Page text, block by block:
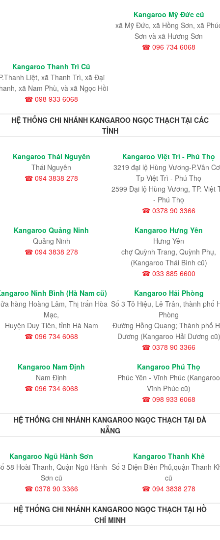
Kangaroo Mỹ Đức cũ
xã Mỹ Đức, xã Hồng Sơn, xã
Sơn và xã Hương Sơn
☎ 096 734 6068
Kangaroo Thanh Trì Cũ
Liệt, xã Thanh Trì, xã Đại
xã Nam Phù, và xã Ngọc Hồi
☎ 098 933 6068
HỆ THỐNG CHI NHÁNH KANGAROO NGỌC THẠCH TẠI CÁC
TỈNH
Kangaroo Thái Nguyên
Thái Nguyên
☎ 094 3838 278
Kangaroo Việt Trì - Phú Thọ
3219 đại lộ Hùng Vương-P.Vân
Tp Việt Trì - Phú Thọ
2599 Đại lộ Hùng Vương, TP. Việt
- Phú Thọ
☎ 0378 90 3366
Kangaroo Quảng Ninh
Quảng Ninh
☎ 094 3838 278
Kangaroo Hưng Yên
Hưng Yên
chợ Quỳnh Trang, Quỳnh Phụ,
(Kangaroo Thái Bình cũ)
☎ 033 885 6600
Ninh Bình (Hà Nam cũ)
hàng Hoàng Lâm, Thị trấn Hòa
Mạc,
Huyện Duy Tiên, tỉnh Hà Nam
☎ 096 734 6068
Kangaroo Hải Phòng
Số 3 Tô Hiệu, Lê Trân, thành phố
Phòng
Đường Hồng Quang; Thành phố
Dương (Kangaroo Hải Dương cũ)
☎ 0378 90 3366
Kangaroo Nam Định
Nam Định
☎ 096 734 6068
Kangaroo Phú Thọ
Phúc Yên - Vĩnh Phúc (Kangaroo
Vĩnh Phúc cũ)
☎ 098 933 6068
HỆ THỐNG CHI NHÁNH KANGAROO NGỌC THẠCH TẠI ĐÀ
NẴNG
Kangaroo Ngũ Hành Sơn
58 Hoài Thanh, Quận Ngũ Hành
Sơn cũ
☎ 0378 90 3366
Kangaroo Thanh Khê
Số 3 Điện Biên Phủ,quận Thanh
cũ
☎ 094 3838 278
HỆ THỐNG CHI NHÁNH KANGAROO NGỌC THẠCH TẠI HỒ
CHÍ MINH